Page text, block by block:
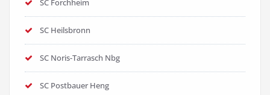
SC Forchheim
SC Heilsbronn
SC Noris-Tarrasch Nbg
SC Postbauer Heng